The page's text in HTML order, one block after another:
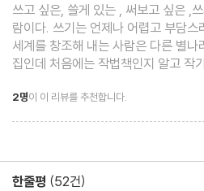
쓰고 싶은, 쓸게 있는 , 써보고 싶은 ,
람이다. 쓰기는 언제나 어렵고 부담
세계를 창조해 내는 사람은 다른 별
집인데 처음에는 작법책인지 알고 작
의 썰을 들어보나 했다. 잠시 오해가
었다. 살짝 현실과 다른 듯한 세계가 흥
2명이 이 리뷰를 추천합니다.
한줄평 (52건)